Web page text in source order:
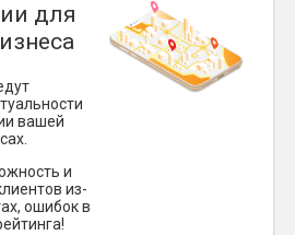
для
вашей
и
из-
ошибок в